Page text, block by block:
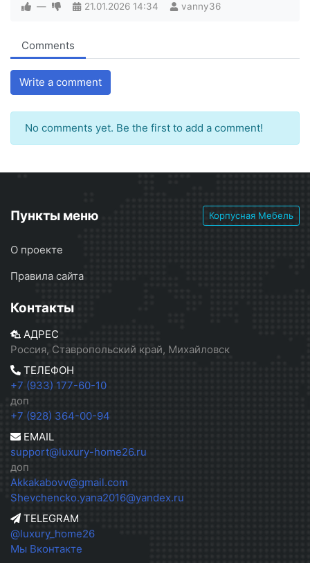
— 21.01.2026 14:34 vanny36
Comments
Write a comment
No comments yet. Be the first to add a comment!
Пункты меню Корпусная Мебель
О проекте
Правила сайта
Контакты
АДРЕС
Россия, Ставропольский край, Михайловск
ТЕЛЕФОН
+7 (933) 177-60-10
доп
+7 (928) 364-00-94
EMAIL
support@luxury-home26.ru
доп
Akkakabovv@gmail.com
Shevchencko.yana2016@yandex.ru
TELEGRAM
@luxury_home26
Мы Вконтакте